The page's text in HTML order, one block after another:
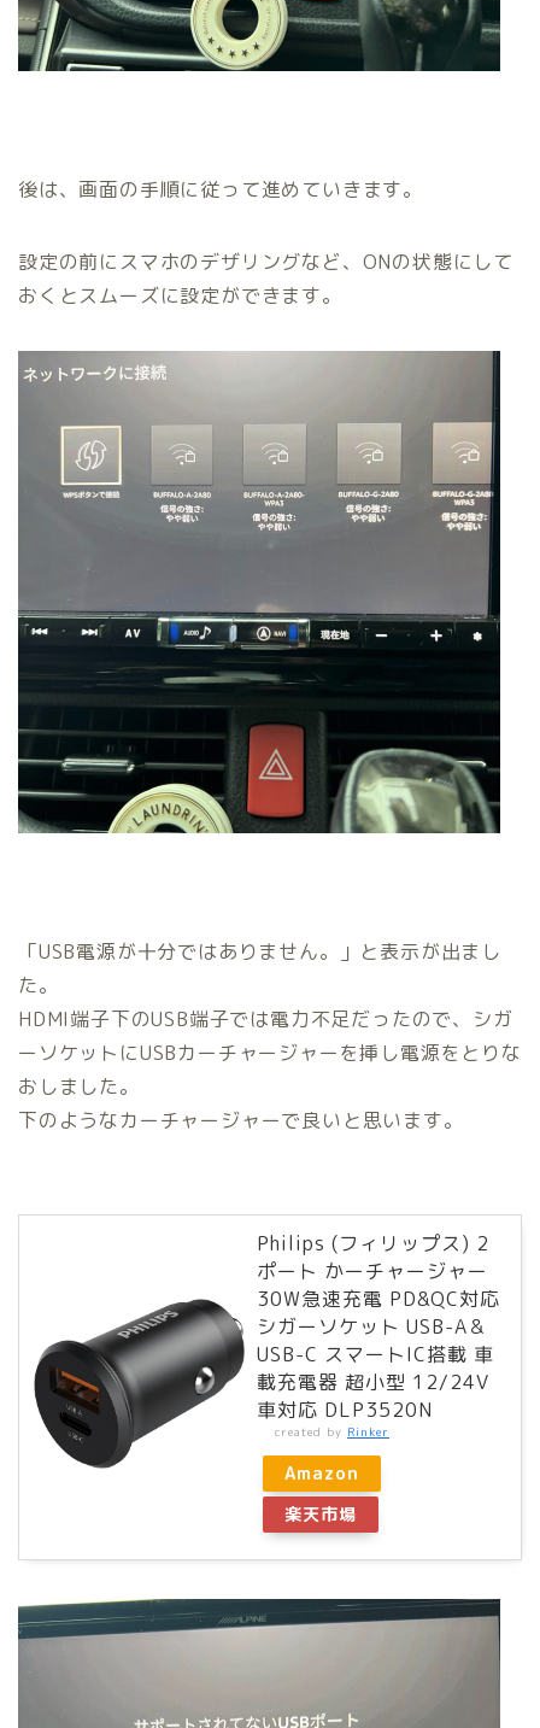
後は、画面の手順に従って進めていきます。
設定の前にスマホのデザリングなど、ONの状態にして
おくとスムーズに設定ができます。
「USB電源が十分ではありません。」と表示が出まし
た。
HDMI端子下のUSB端子では電力不足だったので、シガ
ーソケットにUSBカーチャージャーを挿し電源をとりな
おしました。
下のようなカーチャージャーで良いと思います。
Philips (フィリップス) 2
ポート かーチャージャー
30W急速充電 PD&QC対応
シガーソケット USB-A＆
USB-C スマートIC搭載 車
載充電器 超小型 12/24V
車対応 DLP3520N
created by Rinker
Amazon
楽天市場